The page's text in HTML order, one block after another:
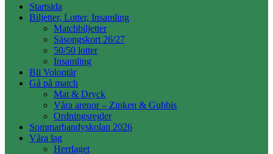
Startsida
Biljetter, Lotter, Insamling
Matchbiljetter
Säsongskort 26/27
50/50 lotter
Insamling
Bli Volontär
Gå på match
Mat & Dryck
Våra arenor – Zinken & Gubbis
Ordningsregler
Sommarbandyskolan 2026
Våra lag
Herrlaget